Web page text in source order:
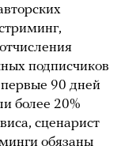
подписчиков
90 дней
более 20%
сценарист
обязаны